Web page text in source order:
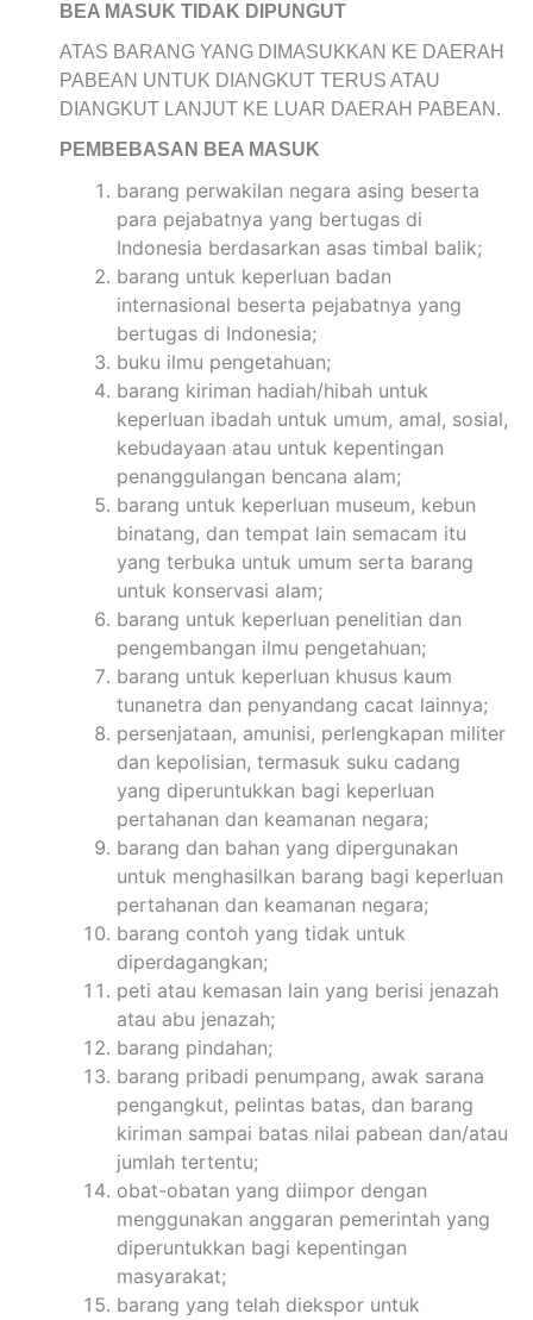
BEA MASUK TIDAK DIPUNGUT
ATAS BARANG YANG DIMASUKKAN KE DAERAH
PABEAN UNTUK DIANGKUT TERUS ATAU
DIANGKUT LANJUT KE LUAR DAERAH PABEAN.
PEMBEBASAN BEA MASUK
barang perwakilan negara asing beserta
para pejabatnya yang bertugas di
Indonesia berdasarkan asas timbal balik;
barang untuk keperluan badan
internasional beserta pejabatnya yang
bertugas di Indonesia;
buku ilmu pengetahuan;
barang kiriman hadiah/hibah untuk
keperluan ibadah untuk umum, amal, sosial,
kebudayaan atau untuk kepentingan
penanggulangan bencana alam;
barang untuk keperluan museum, kebun
binatang, dan tempat lain semacam itu
yang terbuka untuk umum serta barang
untuk konservasi alam;
barang untuk keperluan penelitian dan
pengembangan ilmu pengetahuan;
barang untuk keperluan khusus kaum
tunanetra dan penyandang cacat lainnya;
persenjataan, amunisi, perlengkapan militer
dan kepolisian, termasuk suku cadang
yang diperuntukkan bagi keperluan
pertahanan dan keamanan negara;
barang dan bahan yang dipergunakan
untuk menghasilkan barang bagi keperluan
pertahanan dan keamanan negara;
barang contoh yang tidak untuk
diperdagangkan;
peti atau kemasan lain yang berisi jenazah
atau abu jenazah;
barang pindahan;
barang pribadi penumpang, awak sarana
pengangkut, pelintas batas, dan barang
kiriman sampai batas nilai pabean dan/atau
jumlah tertentu;
obat-obatan yang diimpor dengan
menggunakan anggaran pemerintah yang
diperuntukkan bagi kepentingan
masyarakat;
barang yang telah diekspor untuk